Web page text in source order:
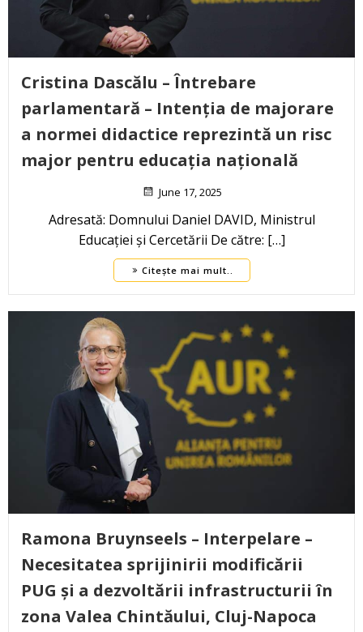
Cristina Dascălu – Întrebare
parlamentară – Intenția de majorare
a normei didactice reprezintă un risc
major pentru educația națională
June 17, 2025
Adresată: Domnului Daniel DAVID, Ministrul
Educației și Cercetării De către: […]
Citește mai mult..
Ramona Bruynseels – Interpelare –
Necesitatea sprijinirii modificării
PUG și a dezvoltării infrastructurii în
zona Valea Chintăului, Cluj-Napoca